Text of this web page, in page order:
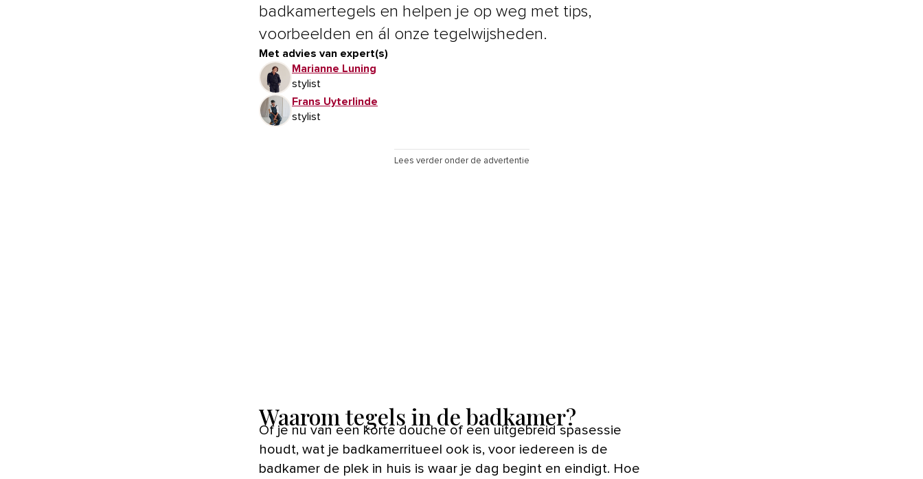
badkamertegels en helpen je op weg met tips,
voorbeelden en ál onze tegelwijsheden.
Met advies van expert(s)
Marianne Luning
stylist
Frans Uyterlinde
stylist
Lees verder onder de advertentie
Waarom tegels in de badkamer?
Of je nu van een korte douche of een uitgebreid spasessie
houdt, wat je badkamerritueel ook is, voor iedereen is de
badkamer de plek in huis is waar je dag begint en eindigt. Hoe